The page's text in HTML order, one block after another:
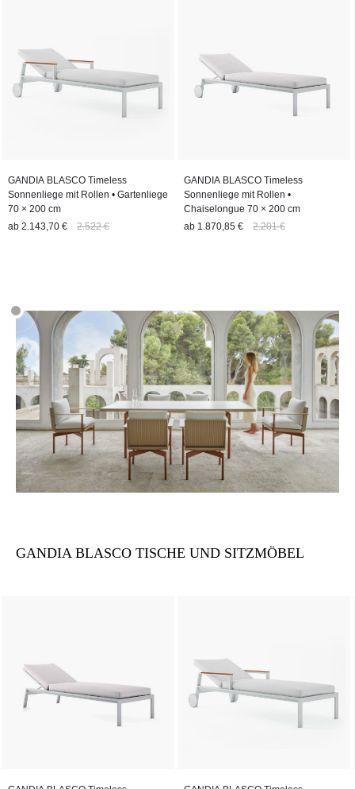
GANDIA BLASCO Timeless
Sonnenliege mit Rollen • Gartenliege
70 × 200 cm
ab 2.143,70 € 2.522 €
GANDIA BLASCO Timeless
Sonnenliege mit Rollen •
Chaiselongue 70 × 200 cm
ab 1.870,85 € 2.201 €
GANDIA BLASCO TISCHE UND SITZMÖBEL